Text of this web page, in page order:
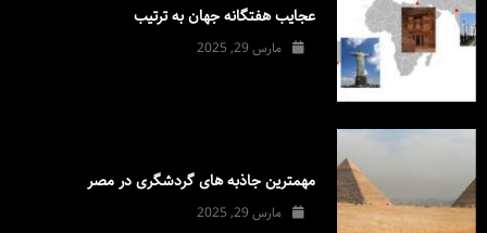
عجایب هفتگانه جهان به ترتیب
مارس 29, 2025
مهمترین جاذبه های گردشگری در مصر
مارس 29, 2025